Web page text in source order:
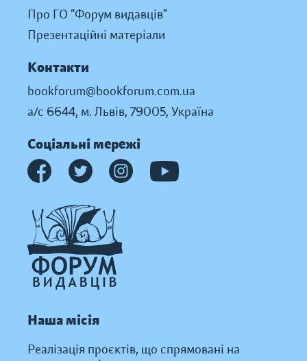
Про ГО “Форум видавців”
Презентаційні матеріали
Контакти
bookforum@bookforum.com.ua
а/с 6644, м. Львів, 79005, Україна
Соціальні мережі
Наша місія
Реалізація проєктів, що спрямовані на